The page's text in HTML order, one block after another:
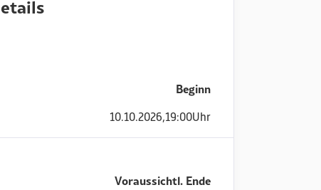
Beginn
10.10.2026,19:00Uhr
Voraussichtl. Ende